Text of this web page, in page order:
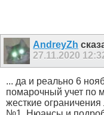
AndreyZh
27.11.2020
... да и реально 6
помарочный учет по
жесткие